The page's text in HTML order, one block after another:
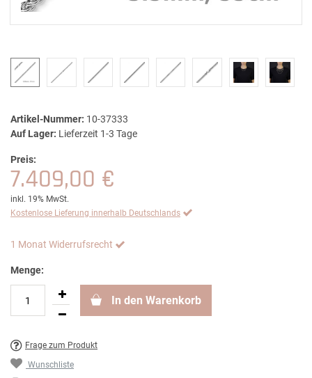
Artikel-Nummer: 10-37333
Auf Lager: Lieferzeit 1-3 Tage
Preis:
7.409,00 €
inkl. 19% MwSt.
Kostenlose Lieferung innerhalb Deutschlands
1 Monat Widerrufsrecht
Menge:
In den Warenkorb
Frage zum Produkt
Wunschliste